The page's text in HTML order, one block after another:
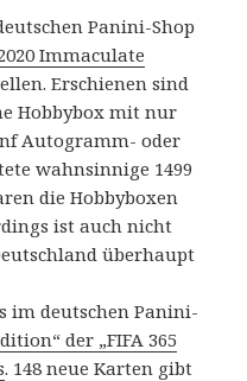
Panini-Shop
Immaculate
Erschienen sind
Hobbybox mit nur
Autogramm- oder
wahnsinnige 1499
die Hobbyboxen
ist auch nicht
überhaupt
im deutschen Panini-
der „FIFA 365
. 148 neue Karten gibt